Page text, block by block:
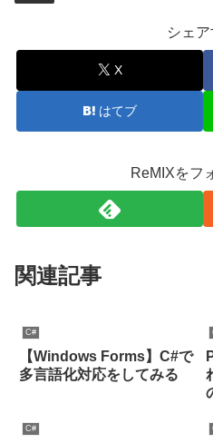
シェア
X
はてブ
ReMIXをフ
関連記事
C#
【Windows Forms】C#で
多言語化対応をしてみる
C#